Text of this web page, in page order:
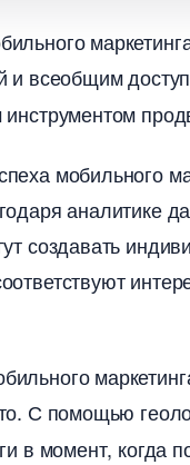
и всеобщим
мобильного
аналитике
создавать
С помощью
в момент, когда